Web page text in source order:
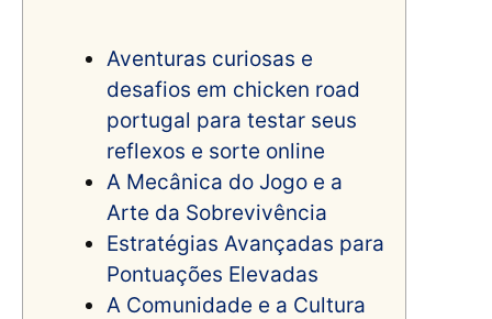
Aventuras curiosas e
desafios em chicken road
portugal para testar seus
reflexos e sorte online
A Mecânica do Jogo e a
Arte da Sobrevivência
Estratégias Avançadas para
Pontuações Elevadas
A Comunidade e a Cultura